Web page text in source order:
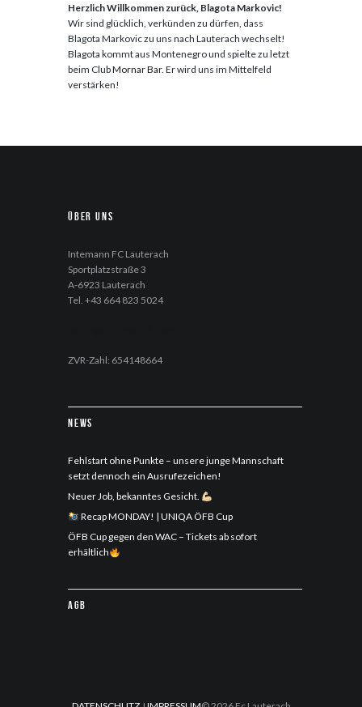
Herzlich Willkommen zurück, Blagota Markovic!
Wir sind glücklich, verkünden zu dürfen, dass
Blagota Markovic zu uns nach Lauterach wechselt!
Blagota kommt aus Montenegro und spielte zu letzt
beim ClubMornar Bar. Er wird uns im Mittelfeld
verstärken!
Über uns
Intemann FC Lauterach
Sportplatzstraße 3
A-6923 Lauterach
Tel. +43 664 823 5024
ZVR-Zahl: 654148664
News
Fehlstart ohne Punkte – unsere junge Mannschaft
setzt dennoch ein Ausrufezeichen!
Neuer Job, bekanntes Gesicht.
Recap MONDAY! | UNIQA ÖFB Cup
ÖFB Cup gegen den WAC – Tickets ab sofort
erhältlich
AGB